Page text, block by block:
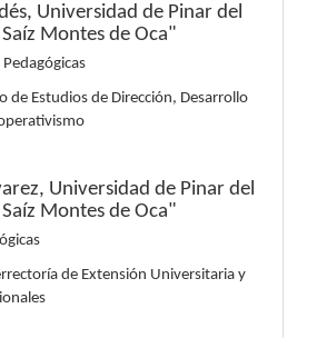
Universidad de Pinar del
Montes de Oca"
de Estudios de Dirección, Desarrollo
Universidad de Pinar del
Montes de Oca"
de Extensión Universitaria y